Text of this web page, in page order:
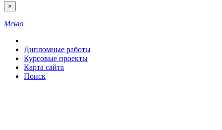
×
Меню
Дипломные работы
Курсовые проекты
Карта сайта
Поиск